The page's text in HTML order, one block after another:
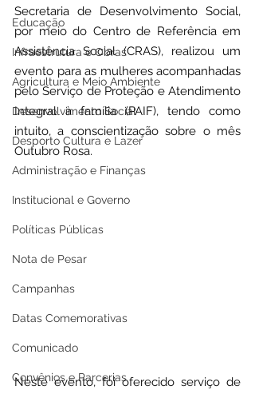
Educação
Infraestrutura e Obras
Agricultura e Meio Ambiente
Desenvolvimento Social
Desporto Cultura e Lazer
Administração e Finanças
Institucional e Governo
Políticas Públicas
Nota de Pesar
Campanhas
Datas Comemorativas
Comunicado
Convênios e Parcerias
Secretaria de Desenvolvimento Social,
por meio do Centro de Referência em
Assistência Social (CRAS), realizou um
evento para as mulheres acompanhadas
pelo Serviço de Proteção e Atendimento
Integral à família (PAIF), tendo como
intuito, a conscientização sobre o mês
Outubro Rosa.
Neste evento, foi oferecido serviço de